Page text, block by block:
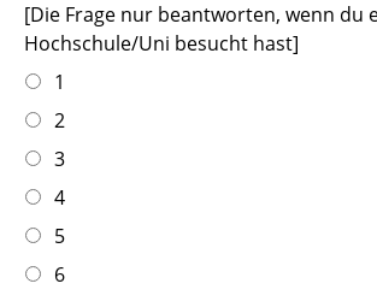
[Die Frage nur beantworten, wenn du
Hochschule/Uni besucht hast]
1
2
3
4
5
6